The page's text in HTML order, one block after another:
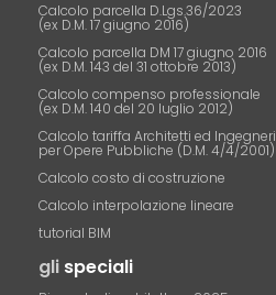
Calcolo parcella D.Lgs.36/2023
(ex D.M. 17 giugno 2016)
Calcolo parcella DM 17 giugno 2016
(ex D.M. 143 del 31 ottobre 2013)
Calcolo compenso professionale
(ex D.M. 140 del 20 luglio 2012)
Calcolo tariffa Architetti ed Ingegneri
per Opere Pubbliche (D.M. 4/4/2001)
Calcolo costo di costruzione
Calcolo interpolazione lineare
tutorial BIM
gli speciali